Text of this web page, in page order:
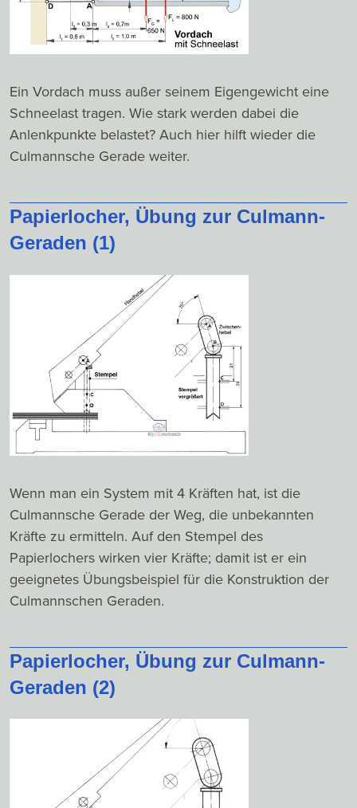
Ein Vordach muss außer seinem Eigengewicht eine
Schneelast tragen. Wie stark werden dabei die
Anlenkpunkte belastet? Auch hier hilft wieder die
Culmannsche Gerade weiter.
Papierlocher, Übung zur Culmann-
Geraden (1)
Wenn man ein System mit 4 Kräften hat, ist die
Culmannsche Gerade der Weg, die unbekannten
Kräfte zu ermitteln. Auf den Stempel des
Papierlochers wirken vier Kräfte; damit ist er ein
geeignetes Übungsbeispiel für die Konstruktion der
Culmannschen Geraden.
Papierlocher, Übung zur Culmann-
Geraden (2)